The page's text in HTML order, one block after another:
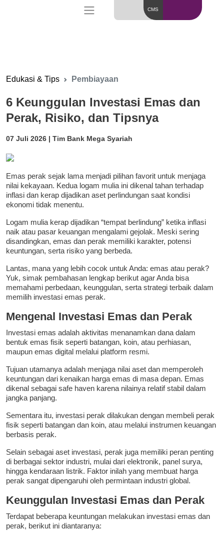
CMS
Edukasi & Tips Pembiayaan
6 Keunggulan Investasi Emas dan
Perak, Risiko, dan Tipsnya
07 Juli 2026 | Tim Bank Mega Syariah
Emas perak sejak lama menjadi pilihan favorit untuk menjaga
nilai kekayaan. Kedua logam mulia ini dikenal tahan terhadap
inflasi dan kerap dijadikan aset perlindungan saat kondisi
ekonomi tidak menentu.
Logam mulia kerap dijadikan “tempat berlindung” ketika inflasi
naik atau pasar keuangan mengalami gejolak. Meski sering
disandingkan, emas dan perak memiliki karakter, potensi
keuntungan, serta risiko yang berbeda.
Lantas, mana yang lebih cocok untuk Anda: emas atau perak?
Yuk, simak pembahasan lengkap berikut agar Anda bisa
memahami perbedaan, keunggulan, serta strategi terbaik dalam
memilih investasi emas perak.
Mengenal Investasi Emas dan Perak
Investasi emas adalah aktivitas menanamkan dana dalam
bentuk emas fisik seperti batangan, koin, atau perhiasan,
maupun emas digital melalui platform resmi.
Tujuan utamanya adalah menjaga nilai aset dan memperoleh
keuntungan dari kenaikan harga emas di masa depan. Emas
dikenal sebagai safe haven karena nilainya relatif stabil dalam
jangka panjang.
Sementara itu, investasi perak dilakukan dengan membeli perak
fisik seperti batangan dan koin, atau melalui instrumen keuangan
berbasis perak.
Selain sebagai aset investasi, perak juga memiliki peran penting
di berbagai sektor industri, mulai dari elektronik, panel surya,
hingga kendaraan listrik. Faktor inilah yang membuat harga
perak sangat dipengaruhi oleh permintaan industri global.
Keunggulan Investasi Emas dan Perak
Terdapat beberapa keuntungan melakukan investasi emas dan
perak, berikut ini diantaranya: